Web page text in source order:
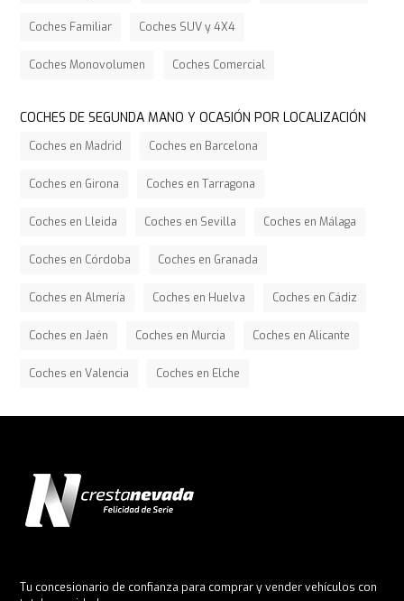
Coches Familiar Coches SUV y 4X4
Coches Monovolumen Coches Comercial
COCHES DE SEGUNDA MANO Y OCASIÓN POR LOCALIZACIÓN
Coches en Madrid Coches en Barcelona
Coches en Girona Coches en Tarragona
Coches en Lleida Coches en Sevilla Coches en Málaga
Coches en Córdoba Coches en Granada
Coches en Almería Coches en Huelva Coches en Cádiz
Coches en Jaén Coches en Murcia Coches en Alicante
Coches en Valencia Coches en Elche
Tu concesionario de confianza para comprar y vender vehículos con